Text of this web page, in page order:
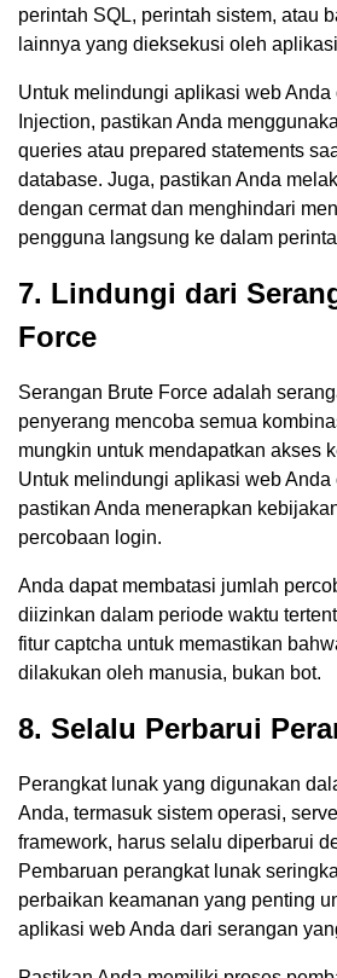
perintah SQL, perintah sistem, atau
lainnya yang dieksekusi oleh
Untuk melindungi aplikasi web Anda
Injection, pastikan Anda
queries atau prepared statements
database. Juga, pastikan Anda
dengan cermat dan menghindari
pengguna langsung ke dalam
7. Lindungi dari
Force
Serangan Brute Force adalah
penyerang mencoba semua
mungkin untuk mendapatkan akses
Untuk melindungi aplikasi web Anda
pastikan Anda menerapkan
percobaan login.
Anda dapat membatasi jumlah
diizinkan dalam periode waktu
fitur captcha untuk memastikan
dilakukan oleh manusia, bukan bot.
8. Selalu Perbarui
Perangkat lunak yang digunakan
Anda, termasuk sistem operasi,
framework, harus selalu diperbarui
Pembaruan perangkat lunak
perbaikan keamanan yang penting
aplikasi web Anda dari serangan